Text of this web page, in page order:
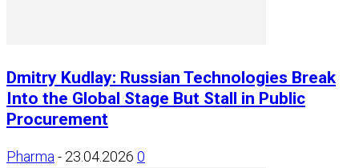
Dmitry Kudlay: Russian Technologies Break
Into the Global Stage But Stall in Public
Procurement
Pharma - 23.04.2026 0